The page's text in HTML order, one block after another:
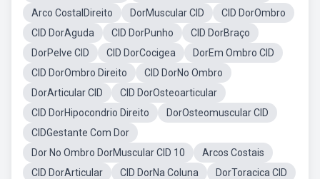
Arco CostalDireito
DorMuscular CID
CID DorOmbro
CID DorAguda
CID DorPunho
CID DorBraço
DorPelve CID
CID DorCocigea
DorEm Ombro CID
CID DorOmbro Direito
CID DorNo Ombro
DorArticular CID
CID DorOsteoarticular
CID DorHipocondrio Direito
DorOsteomuscular CID
CIDGestante Com Dor
Dor No Ombro DorMuscular CID 10
Arcos Costais
CID DorArticular
CID DorNa Coluna
DorToracica CID